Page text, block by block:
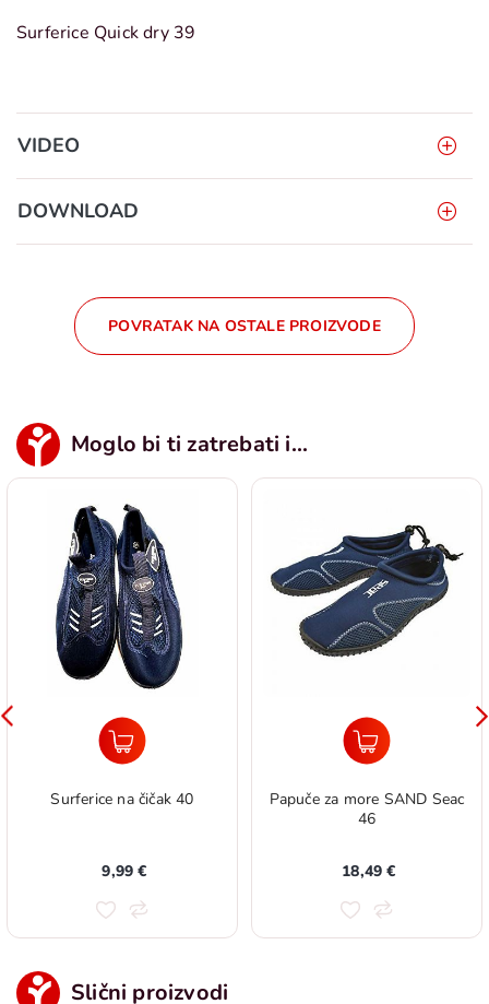
Surferice Quick dry 39
VIDEO
DOWNLOAD
POVRATAK NA OSTALE PROIZVODE
Moglo bi ti zatrebati i...
Surferice na čičak 40
9,99 €
Papuče za more SAND Seac
46
18,49 €
Slični proizvodi